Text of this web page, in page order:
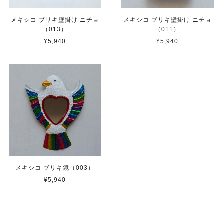
メキシコ ブリキ壁掛け ニチョ
（013）
¥5,940
メキシコ ブリキ壁掛け ニチョ
（011）
¥5,940
メキシコ ブリキ鏡（003）
¥5,940